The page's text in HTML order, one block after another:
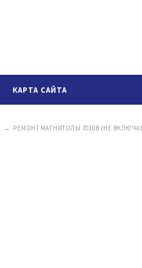
КАРТА САЙТА
→ РЕМОНТ МАГНИТОЛЫ 7010B (НЕ